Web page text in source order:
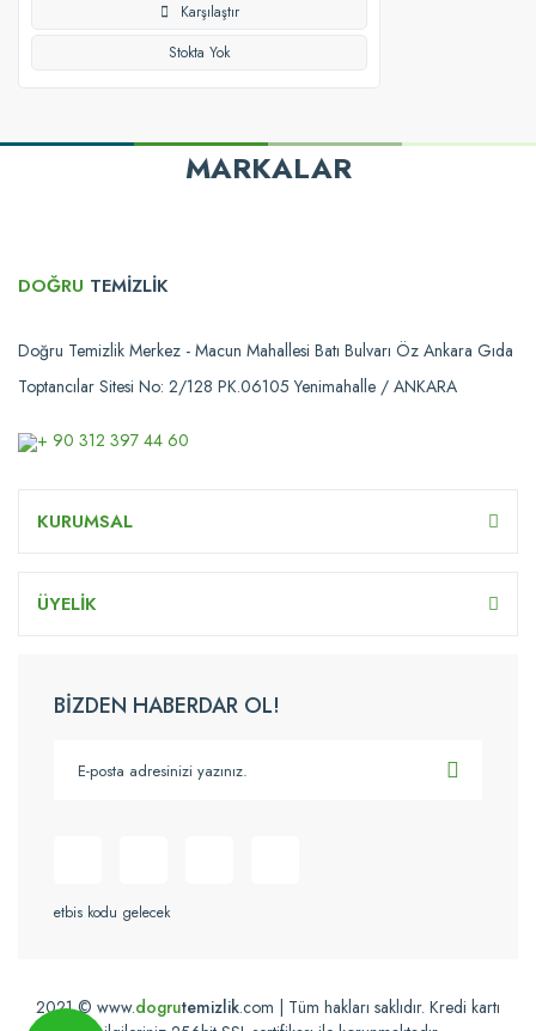
Karşılaştır
Stokta Yok
MARKALAR
DOĞRU TEMİZLİK
Doğru Temizlik Merkez - Macun Mahallesi Batı Bulvarı Öz Ankara Gıda
Toptancılar Sitesi No: 2/128 PK.06105 Yenimahalle / ANKARA
+ 90 312 397 44 60
KURUMSAL
ÜYELİK
BİZDEN HABERDAR OL!
etbis kodu gelecek
2021 © www.dogrutemizlik.com | Tüm hakları saklıdır. Kredi kartı